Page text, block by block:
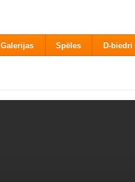
Galerijas Spēles D-biedri